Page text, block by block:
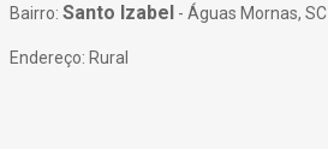
Bairro: Santo Izabel - Águas Mornas, SC
Endereço: Rural